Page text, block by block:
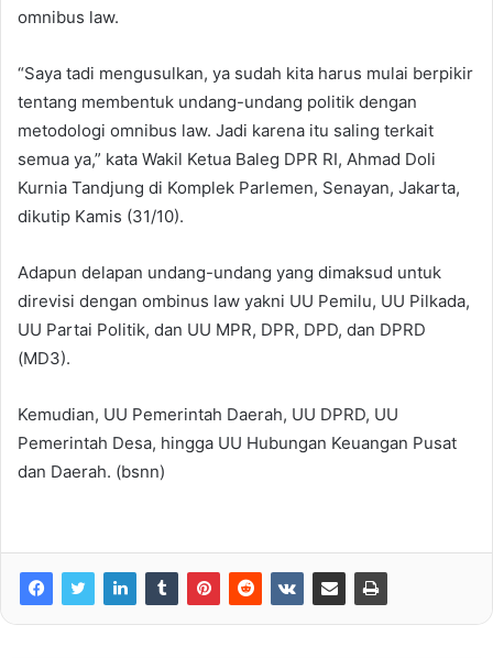
omnibus law.
“Saya tadi mengusulkan, ya sudah kita harus mulai berpikir
tentang membentuk undang-undang politik dengan
metodologi omnibus law. Jadi karena itu saling terkait
semua ya,” kata Wakil Ketua Baleg DPR RI, Ahmad Doli
Kurnia Tandjung di Komplek Parlemen, Senayan, Jakarta,
dikutip Kamis (31/10).
Adapun delapan undang-undang yang dimaksud untuk
direvisi dengan ombinus law yakni UU Pemilu, UU Pilkada,
UU Partai Politik, dan UU MPR, DPR, DPD, dan DPRD
(MD3).
Kemudian, UU Pemerintah Daerah, UU DPRD, UU
Pemerintah Desa, hingga UU Hubungan Keuangan Pusat
dan Daerah. (bsnn)